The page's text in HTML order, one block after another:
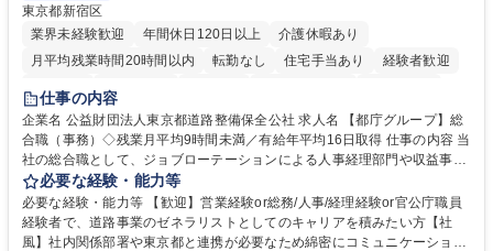
東京都新宿区
業界未経験歓迎
年間休日120日以上
介護休暇あり
月平均残業時間20時間以内
転勤なし 住宅手当あり
経験者歓迎
研修あり
退職金あり
駅近5分以内
資格取得手当あり 食事補助あり
仕事の内容
企業名 公益財団法人東京都道路整備保全公社 求人名 【都庁グループ】総
合職（事務）◇残業月平均9時間未満／有給年平均16日取得 仕事の内容 当
社の総合職として、ジョブローテーションによる人事経理部門や収益事業
等のフロント部門の部署等幅広い部署での業務をお任せいたします。研修
制度やキャリア支援が充実しております！ ※下記業務詳細 【業務詳細】■
管理部門：広報、人事、経理など当公社の運営に係る管理業務 ■収益部
門：駐車場の新規開拓、管理運営、新宿駅西口広場の「イベントコーナ
必要な経験・能力等
必要な経験・能力等 【歓迎】営業経験or総務/人事/経理経験or官公庁職員
経験者で、道路事業のゼネラリストとしてのキャリアを積みたい方【社
風】社内関係部署や東京都と連携が必要なため綿密にコミュニケーション